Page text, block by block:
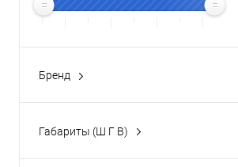
Бренд
Габариты (Ш Г В)